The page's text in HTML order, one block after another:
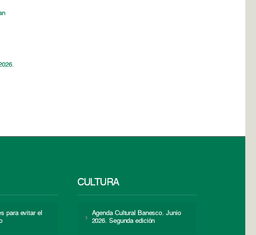
para evitar el
CULTURA
Agenda Cultural Banesco. Junio
2026. Segunda edición